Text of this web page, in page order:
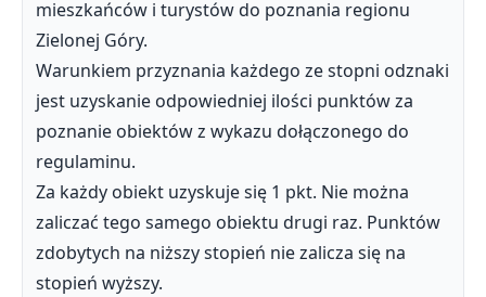
mieszkańców i turystów do poznania regionu
Zielonej Góry.
Warunkiem przyznania każdego ze stopni odznaki
jest uzyskanie odpowiedniej ilości punktów za
poznanie obiektów z wykazu dołączonego do
regulaminu.
Za każdy obiekt uzyskuje się 1 pkt. Nie można
zaliczać tego samego obiektu drugi raz. Punktów
zdobytych na niższy stopień nie zalicza się na
stopień wyższy.